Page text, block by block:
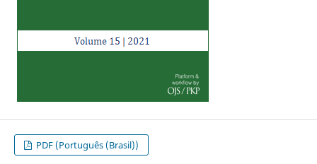
PDF (Português (Brasil))